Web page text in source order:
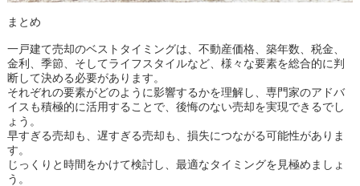
まとめ
一戸建て売却のベストタイミングは、不動産価格、築年数、税金、
金利、季節、そしてライフスタイルなど、様々な要素を総合的に判
断して決める必要があります。
それぞれの要素がどのように影響するかを理解し、専門家のアドバ
イスも積極的に活用することで、後悔のない売却を実現できるでし
ょう。
早すぎる売却も、遅すぎる売却も、損失につながる可能性がありま
す。
じっくりと時間をかけて検討し、最適なタイミングを見極めましょ
う。